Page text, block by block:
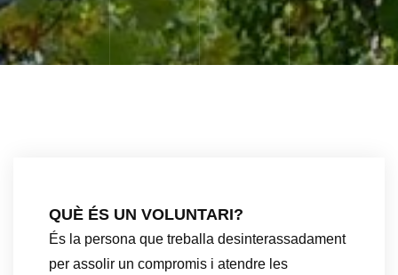
QUÈ ÉS UN VOLUNTARI?
És la persona que treballa desinterassadament
per assolir un compromis i atendre les